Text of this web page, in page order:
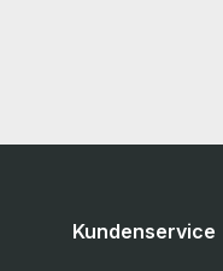
Kundenservice